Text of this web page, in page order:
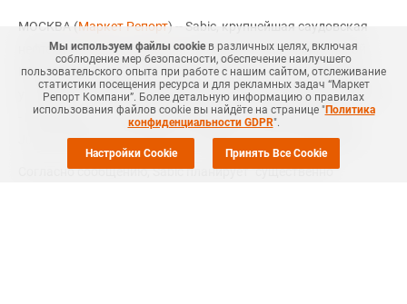
МОСКВА (Маркет Репорт) -- Sabic, крупнейшая саудовская
нефтехимическая компания, предоставила американской
KBR инжиниринговый контракт на работы по ликвидации
узких мест и расширению мощностей на заводе "дочки" Sabic
- Petrokemya - по выпуску бутадиена в Аль-Джубайле (Al
Jubail, Саудовская Аравия), сообщила пресс-служба KBR.
Согласно сообщению, Sabic планирует "существенно
Мы используем файлы cookieв различных целях, включая
соблюдение мер безопасности, обеспечение наилучшего
пользовательского опыта при работе с нашим сайтом, отслеживание
статистики посещения ресурса и для рекламных задач “Маркет
Репорт Компани”. Более детальную информацию о правилах
использования файлов cookie вы найдёте на странице "Политика
конфиденциальности GDPR".
Настройки Cookie Принять Все Cookie